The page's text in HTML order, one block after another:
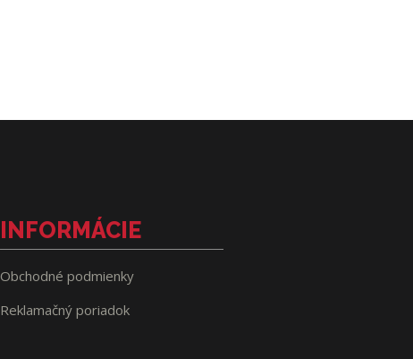
INFORMÁCIE
Obchodné podmienky
Reklamačný poriadok